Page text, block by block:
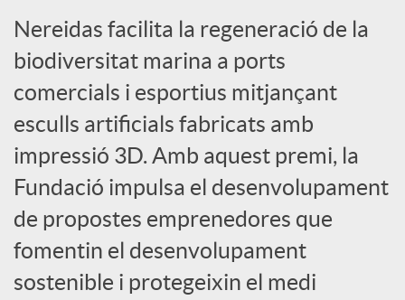
o
r
d
e
c
Nereidas facilita la regeneració de la
biodiversitat marina a ports
comercials i esportius mitjançant
esculls artificials fabricats amb
impressió 3D. Amb aquest premi, la
Fundació impulsa el desenvolupament
de propostes emprenedores que
fomentin el desenvolupament
sostenible i protegeixin el medi